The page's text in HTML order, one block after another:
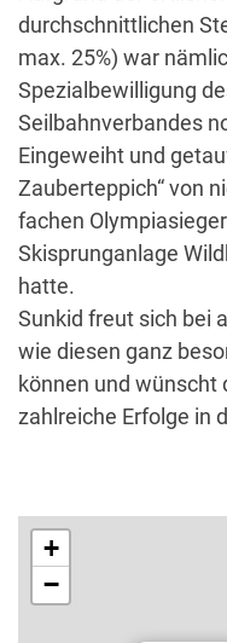
durchschnittlichen
max. 25%) war
Spezialbewilligung
Seilbahnverbandes
Eingeweiht und
Zauberteppich“ von
fachen
Skisprunganlage
hatte.
Sunkid freut sich bei
wie diesen ganz
können und wünscht
zahlreiche Erfolge in
+
−